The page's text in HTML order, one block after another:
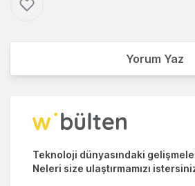
Yorum Yaz
Teknoloji dünyasındaki
Neleri size ulaştırmamızı